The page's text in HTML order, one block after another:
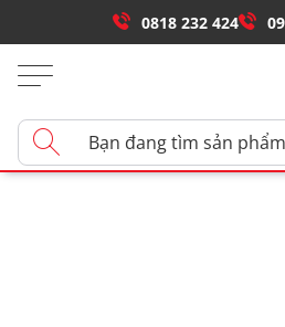
0818 232 424